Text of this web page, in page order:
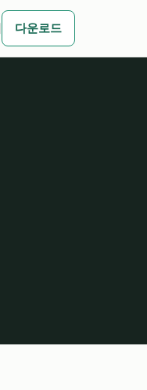
다운로드